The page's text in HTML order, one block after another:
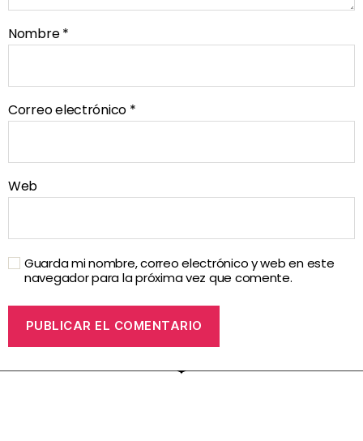
Nombre*
Correo electrónico *
Web
Guarda mi nombre, correo electrónico y web en este
navegador para la próxima vez que comente.